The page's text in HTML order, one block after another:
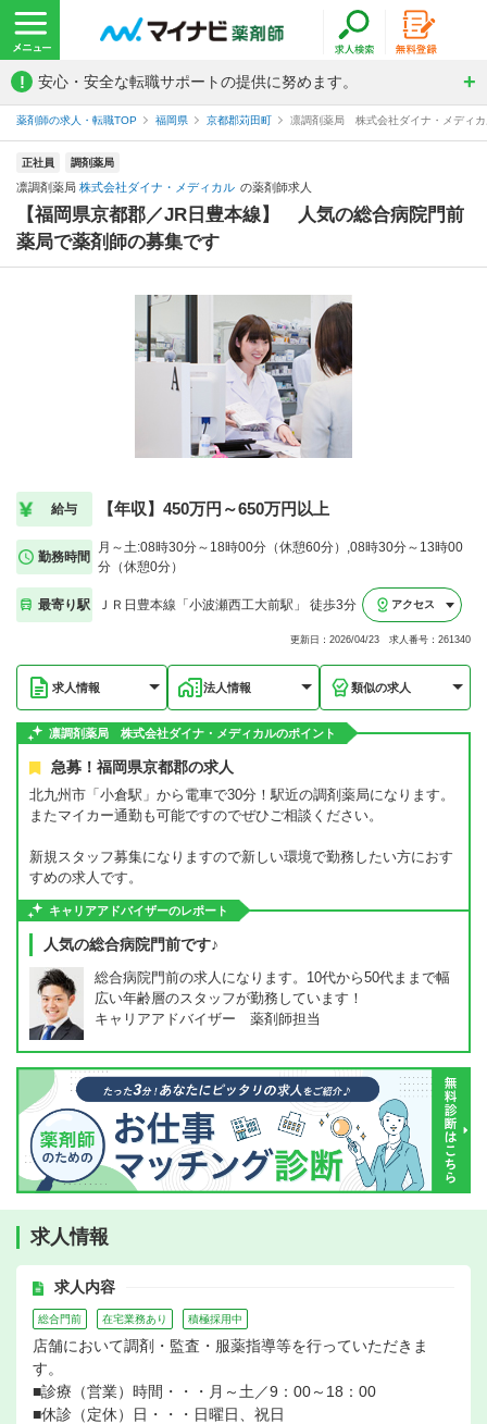
! 安心・安全な転職サポートの提供に努めます。
薬剤師の求人・転職TOP 福岡県 京都郡苅田町 凛調剤薬局 株式会社ダイナ・メディカ
正社員 調剤薬局
凛調剤薬局 株式会社ダイナ・メディカル の薬剤師求人
【福岡県京都郡／JR日豊本線】 人気の総合病院門前
薬局で薬剤師の募集です
給与 【年収】450万円～650万円以上
勤務時間
月～土:08時30分～18時00分（休憩60分）,08時30分～13時00
分（休憩0分）
最寄り駅 ＪＲ日豊本線「小波瀬西工大前駅」 徒歩3分 アクセス
更新日：2026/04/23 求人番号：261340
求人情報 法人情報 類似の求人
凛調剤薬局 株式会社ダイナ・メディカルのポイント
急募！福岡県京都郡の求人
北九州市「小倉駅」から電車で30分！駅近の調剤薬局になります。
またマイカー通勤も可能ですのでぜひご相談ください。
新規スタッフ募集になりますので新しい環境で勤務したい方におす
すめの求人です。
キャリアアドバイザーのレポート
人気の総合病院門前です♪
総合病院門前の求人になります。10代から50代ままで幅
広い年齢層のスタッフが勤務しています！
キャリアアドバイザー 薬剤師担当
求人情報
求人内容
総合門前 在宅業務あり 積極採用中
店舗において調剤・監査・服薬指導等を行っていただきま
す。
■診療（営業）時間・・・月～土／9：00～18：00
■休診（定休）日・・・日曜日、祝日